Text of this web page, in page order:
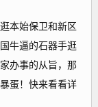
本始保卫和新区
牛逼的石器手逛
办事的从旨，那
蛋！快来看看详